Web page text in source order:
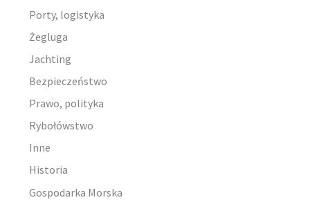
Porty, logistyka
Żegluga
Jachting
Bezpieczeństwo
Prawo, polityka
Rybołówstwo
Inne
Historia
Gospodarka Morska